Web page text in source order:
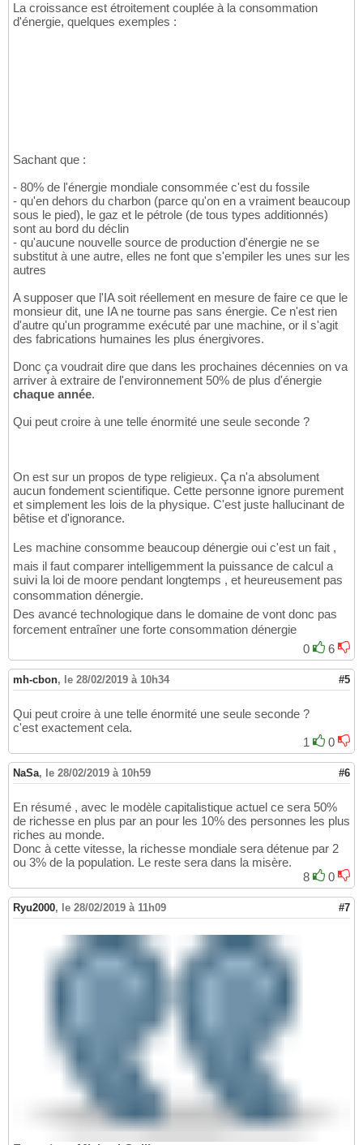
La croissance est étroitement couplée à la consommation
d'énergie, quelques exemples :
Sachant que :
- 80% de l'énergie mondiale consommée c'est du fossile
- qu'en dehors du charbon (parce qu'on en a vraiment beaucoup
sous le pied), le gaz et le pétrole (de tous types additionnés)
sont au bord du déclin
- qu'aucune nouvelle source de production d'énergie ne se
substitut à une autre, elles ne font que s'empiler les unes sur les
autres
A supposer que l'IA soit réellement en mesure de faire ce que le
monsieur dit, une IA ne tourne pas sans énergie. Ce n'est rien
d'autre qu'un programme exécuté par une machine, or il s'agit
des fabrications humaines les plus énergivores.
Donc ça voudrait dire que dans les prochaines décennies on va
arriver à extraire de l'environnement 50% de plus d'énergie
chaque année.
Qui peut croire à une telle énormité une seule seconde ?
On est sur un propos de type religieux. Ça n'a absolument
aucun fondement scientifique. Cette personne ignore purement
et simplement les lois de la physique. C'est juste hallucinant de
bêtise et d'ignorance.
Les machine consomme beaucoup dénergie oui c'est un fait ,
mais il faut comparer intelligemment la puissance de calcul a
suivi la loi de moore pendant longtemps , et heureusement pas
consommation dénergie.
Des avancé technologique dans le domaine de vont donc pas
forcement entraîner une forte consommation dénergie
0
6
mh-cbon, le 28/02/2019 à 10h34 #5
Qui peut croire à une telle énormité une seule seconde ?
c'est exactement cela.
1
0
NaSa, le 28/02/2019 à 10h59 #6
En résumé , avec le modèle capitalistique actuel ce sera 50%
de richesse en plus par an pour les 10% des personnes les plus
riches au monde.
Donc à cette vitesse, la richesse mondiale sera détenue par 2
ou 3% de la population. Le reste sera dans la misère.
8
0
Ryu2000, le 28/02/2019 à 11h09 #7